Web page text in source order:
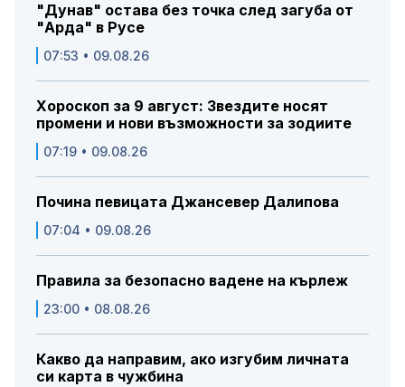
"Дунав" остава без точка след загуба от
"Арда" в Русе
07:53 • 09.08.26
Хороскоп за 9 август: Звездите носят
промени и нови възможности за зодиите
07:19 • 09.08.26
Почина певицата Джансевер Далипова
07:04 • 09.08.26
Правила за безопасно вадене на кърлеж
23:00 • 08.08.26
Какво да направим, ако изгубим личната
си карта в чужбина